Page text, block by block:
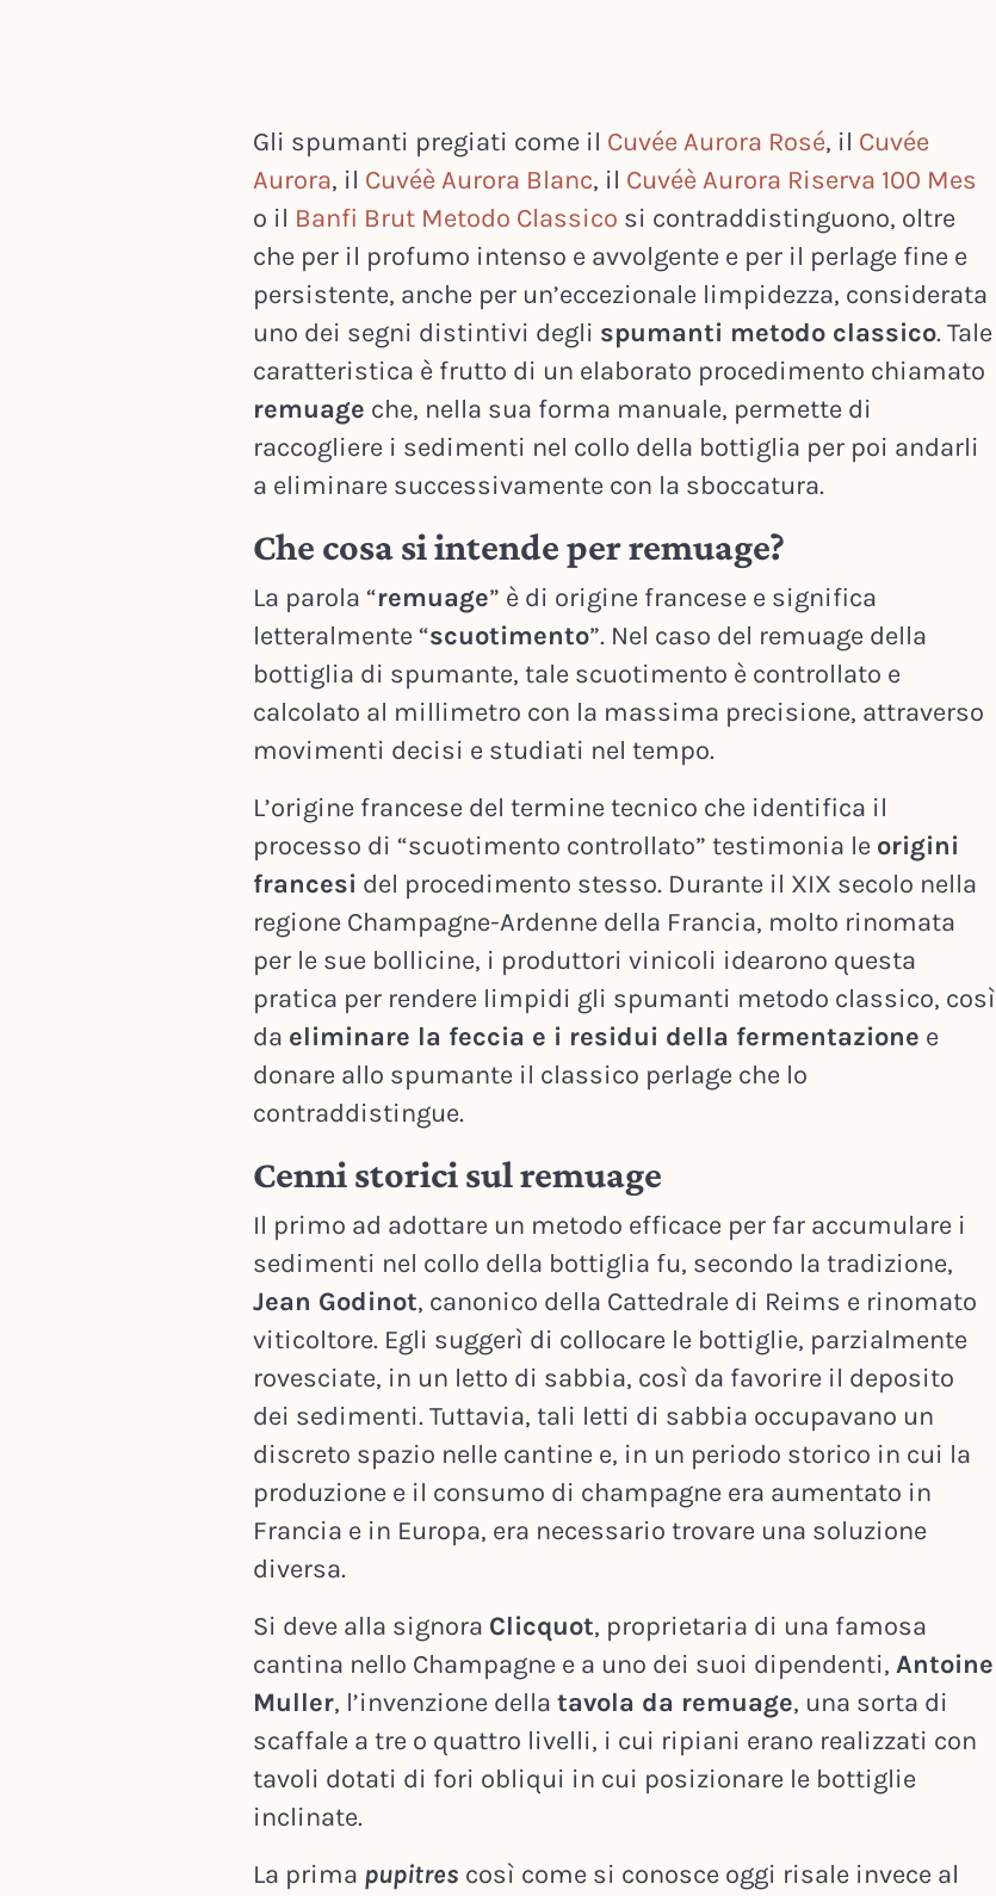
Gli spumanti pregiati come il Cuvée Aurora Rosé, il Cuvée
Aurora, il Cuvéè Aurora Blanc, il Cuvéè Aurora Riserva 100 Mes
o il Banfi Brut Metodo Classico si contraddistinguono, oltre
che per il profumo intenso e avvolgente e per il perlage fine e
persistente, anche per un’eccezionale limpidezza, considerata
uno dei segni distintivi degli spumanti metodo classico. Tale
caratteristica è frutto di un elaborato procedimento chiamato
remuage che, nella sua forma manuale, permette di
raccogliere i sedimenti nel collo della bottiglia per poi andarli
a eliminare successivamente con la sboccatura.
Che cosa si intende per remuage?
La parola “remuage” è di origine francese e significa
letteralmente “scuotimento”. Nel caso del remuage della
bottiglia di spumante, tale scuotimento è controllato e
calcolato al millimetro con la massima precisione, attraverso
movimenti decisi e studiati nel tempo.
L’origine francese del termine tecnico che identifica il
processo di “scuotimento controllato” testimonia le origini
francesi del procedimento stesso. Durante il XIX secolo nella
regione Champagne-Ardenne della Francia, molto rinomata
per le sue bollicine, i produttori vinicoli idearono questa
pratica per rendere limpidi gli spumanti metodo classico, così
da eliminare la feccia e i residui della fermentazione e
donare allo spumante il classico perlage che lo
contraddistingue.
Cenni storici sul remuage
Il primo ad adottare un metodo efficace per far accumulare i
sedimenti nel collo della bottiglia fu, secondo la tradizione,
Jean Godinot, canonico della Cattedrale di Reims e rinomato
viticoltore. Egli suggerì di collocare le bottiglie, parzialmente
rovesciate, in un letto di sabbia, così da favorire il deposito
dei sedimenti. Tuttavia, tali letti di sabbia occupavano un
discreto spazio nelle cantine e, in un periodo storico in cui la
produzione e il consumo di champagne era aumentato in
Francia e in Europa, era necessario trovare una soluzione
diversa.
Si deve alla signora Clicquot, proprietaria di una famosa
cantina nello Champagne e a uno dei suoi dipendenti, Antoine
Muller, l’invenzione della tavola da remuage, una sorta di
scaffale a tre o quattro livelli, i cui ripiani erano realizzati con
tavoli dotati di fori obliqui in cui posizionare le bottiglie
inclinate.
La prima pupitres così come si conosce oggi risale invece al